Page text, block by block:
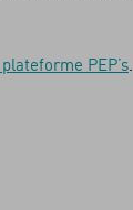
PEP’s.